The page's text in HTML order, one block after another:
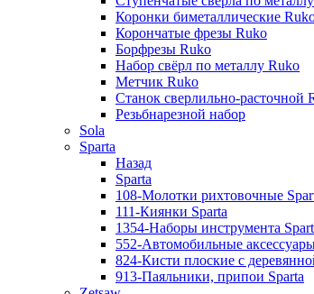
Коронки биметаллические
Корончатые фрезы Ruko
Борфрезы Ruko
Набор свёрл по металлу Ruko
Метчик Ruko
Станок сверлильно-расточной
Резьбнарезной набор
Sola
Sparta
Назад
Sparta
108-Молотки рихтовочные
111-Киянки Sparta
1354-Наборы инструмента
552-Автомобильные
824-Кисти плоские с
913-Паяльники, припои Sparta